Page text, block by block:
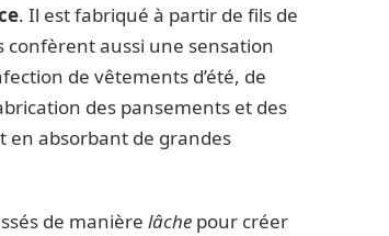
. Il est fabriqué à partir de fils de
confèrent aussi une sensation
de vêtements d’été, de
des pansements et des
en absorbant de grandes
de manière lâchepour créer